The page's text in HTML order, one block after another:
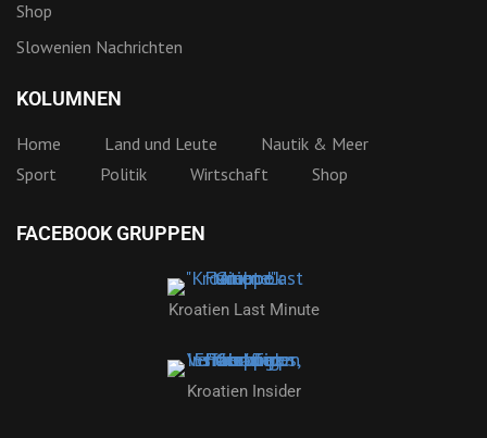
Shop
Slowenien Nachrichten
KOLUMNEN
Home Land und Leute
Nautik & Meer
Sport
Politik Wirtschaft Shop
FACEBOOK GRUPPEN
Kroatien Last Minute
Kroatien Insider